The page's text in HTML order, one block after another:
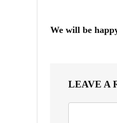
We will be
LEAVE A